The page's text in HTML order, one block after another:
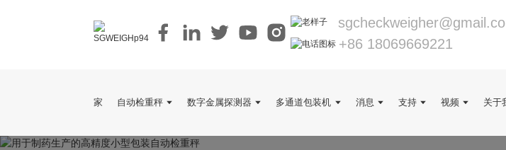
+86 18069669221
家 自动检重秤 数字金属探测器 多通道包装机 消息 支持 视频 关于